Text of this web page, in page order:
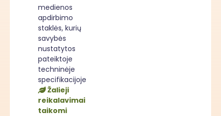
medienos
apdirbimo
staklės, kurių
savybės
nustatytos
pateiktoje
techninėje
specifikacijoje
Žalieji
reikalavimai
taikomi